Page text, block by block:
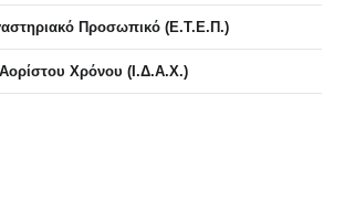
Προσωπικό (Ε.Τ.Ε.Π.)
Αορίστου Χρόνου (Ι.Δ.Α.Χ.)